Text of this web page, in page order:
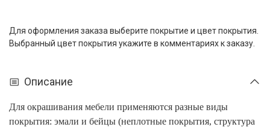
Для оформления заказа выберите покрытие и цвет покрытия.
Выбранный цвет покрытия укажите в комментариях к заказу.
Описание
Для окрашивания мебели применяются разные виды
покрытия: эмали и бейцы (неплотные покрытия, структура